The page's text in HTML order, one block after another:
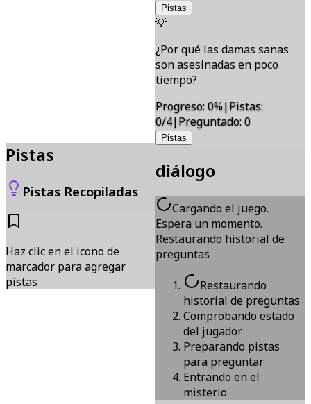
Pistas
Pistas Recopiladas
Haz clic en el icono de
marcador para agregar
pistas
Pistas
💡
¿Por qué las damas sanas
son asesinadas en poco
tiempo?
Progreso:0%|Pistas:
0/4|Preguntado:0
Pistas
diálogo
Cargando el juego.
Espera un momento.
Restaurando historial de
preguntas
Restaurando
historial de preguntas
Comprobando estado
del jugador
Preparando pistas
para preguntar
Entrando en el
misterio